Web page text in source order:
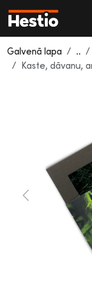
Galvenā lapa ..
Kaste, dāvanu,
Previous